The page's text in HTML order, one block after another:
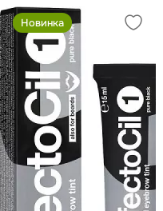
Новинка